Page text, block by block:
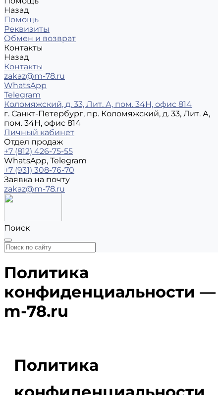
Назад
Помощь
Реквизиты
Обмен и возврат
Контакты
Назад
Контакты
zakaz@m-78.ru
WhatsApp
Telegram
Коломяжский, д. 33, Лит. А, пом. 34Н, офис 814
г. Санкт-Петербург, пр. Коломяжский, д. 33, Лит. А,
пом. 34Н, офис 814
Личный кабинет
Отдел продаж
+7 (812) 426-75-55
WhatsApp, Telegram
+7 (931) 308-76-70
Заявка на почту
zakaz@m-78.ru
Поиск
Политика
конфиденциальности —
m-78.ru
Политика